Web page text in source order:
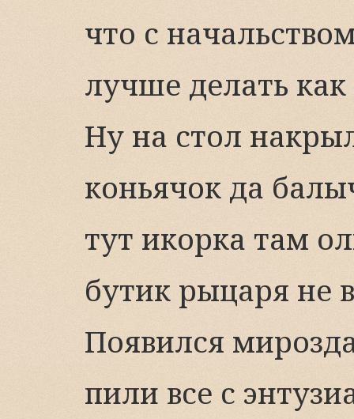
что с
лучше делать как
Ну на стол
коньячок да
тут икорка там
бутик рыцаря не
Появился
пили все с